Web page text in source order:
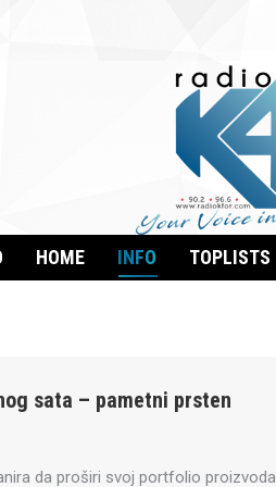
HOME INFO TOPLISTS
sata – pametni prsten
da proširi svoj portfolio